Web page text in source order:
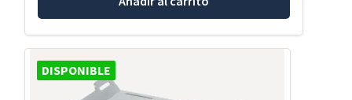
DISPONIBLE